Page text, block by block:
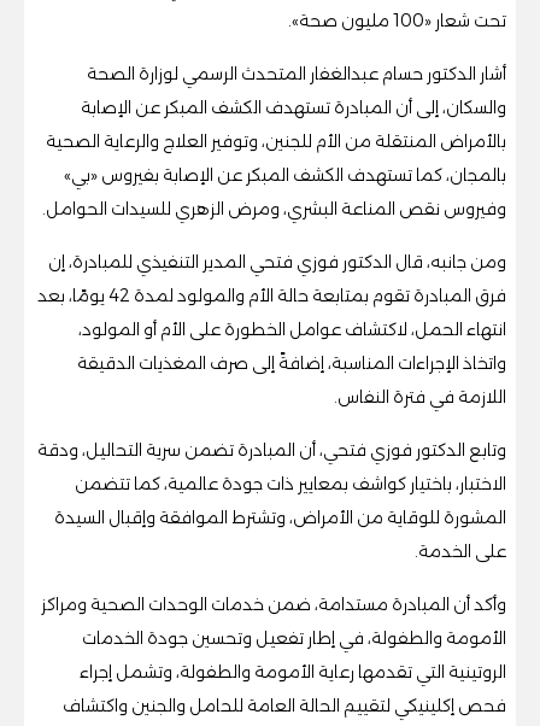
تحت شعار «100 مليون صحة».
أشار الدكتور حسام عبدالغفار المتحدث الرسمي لوزارة الصحة
والسكان، إلى أن المبادرة تستهدف الكشف المبكر عن الإصابة
بالأمراض المنتقلة من الأم للجنين، وتوفير العلاج والرعاية الصحية
بالمجان، كما تستهدف الكشف المبكر عن الإصابة بفيروس «بي»
وفيروس نقص المناعة البشري، ومرض الزهري للسيدات الحوامل.
ومن جانبه، قال الدكتور فوزي فتحي المدير التنفيذي للمبادرة، إن
فرق المبادرة تقوم بمتابعة حالة الأم والمولود لمدة 42 يومًا، بعد
انتهاء الحمل، لاكتشاف عوامل الخطورة على الأم أو المولود،
واتخاذ الإجراءات المناسبة، إضافةً إلى صرف المغذيات الدقيقة
اللازمة في فترة النفاس.
وتابع الدكتور فوزي فتحي، أن المبادرة تضمن سرية التحاليل، ودقة
الاختبار، باختيار كواشف بمعايير ذات جودة عالمية، كما تتضمن
المشورة للوقاية من الأمراض، وتشترط الموافقة وإقبال السيدة
على الخدمة.
وأكد أن المبادرة مستدامة، ضمن خدمات الوحدات الصحية ومراكز
الأمومة والطفولة، في إطار تفعيل وتحسين جودة الخدمات
الروتينية التي تقدمها رعاية الأمومة والطفولة، وتشمل إجراء
فحص إكلينيكي لتقييم الحالة العامة للحامل والجنين واكتشاف